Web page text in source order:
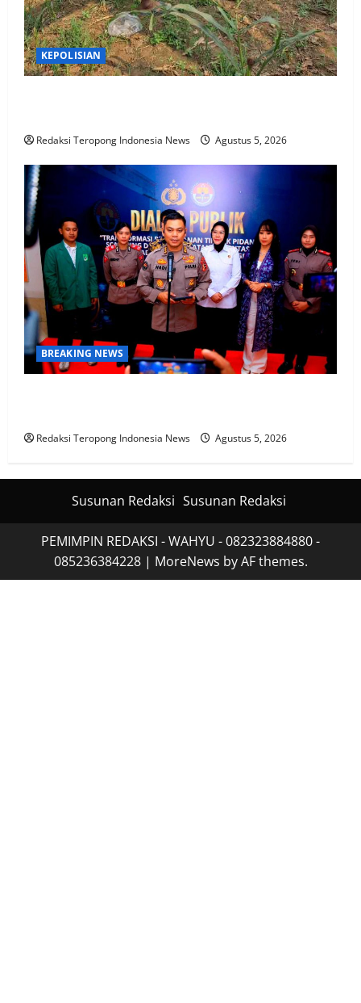
KEPOLISIAN
Redaksi Teropong Indonesia News Agustus 5, 2026
BREAKING NEWS
Redaksi Teropong Indonesia News Agustus 5, 2026
Susunan Redaksi Susunan Redaksi
PEMIMPIN REDAKSI - WAHYU - 082323884880 -
085236384228 | MoreNews by AF themes.